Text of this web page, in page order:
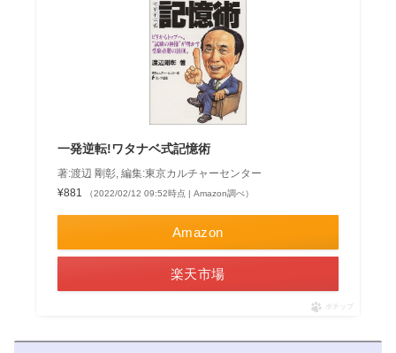
一発逆転!ワタナベ式記憶術
著:渡辺 剛彰, 編集:東京カルチャーセンター
¥881
（2022/02/12 09:52時点 | Amazon調べ）
Amazon
楽天市場
ポチップ